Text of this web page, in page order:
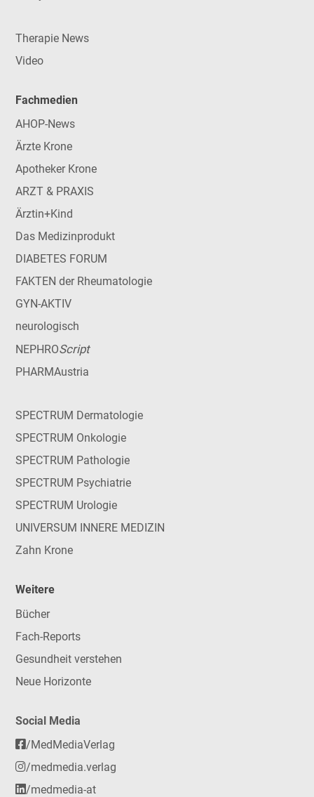
Therapie News
Video
Fachmedien
AHOP-News
Ärzte Krone
Apotheker Krone
ARZT & PRAXIS
Ärztin+Kind
Das Medizinprodukt
DIABETES FORUM
FAKTEN der Rheumatologie
GYN-AKTIV
neurologisch
NEPHROScript
PHARMAustria
SPECTRUM Dermatologie
SPECTRUM Onkologie
SPECTRUM Pathologie
SPECTRUM Psychiatrie
SPECTRUM Urologie
UNIVERSUM INNERE MEDIZIN
Zahn Krone
Weitere
Bücher
Fach-Reports
Gesundheit verstehen
Neue Horizonte
Social Media
/MedMediaVerlag
/medmedia.verlag
/medmedia-at